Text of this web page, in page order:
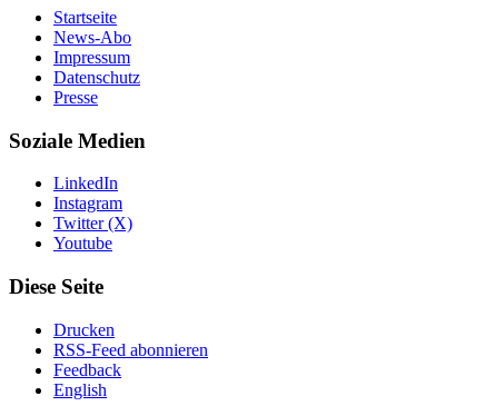
Startseite
News-Abo
Impressum
Datenschutz
Presse
Soziale Medien
LinkedIn
Instagram
Twitter (X)
Youtube
Diese Seite
Drucken
RSS-Feed abonnieren
Feedback
English